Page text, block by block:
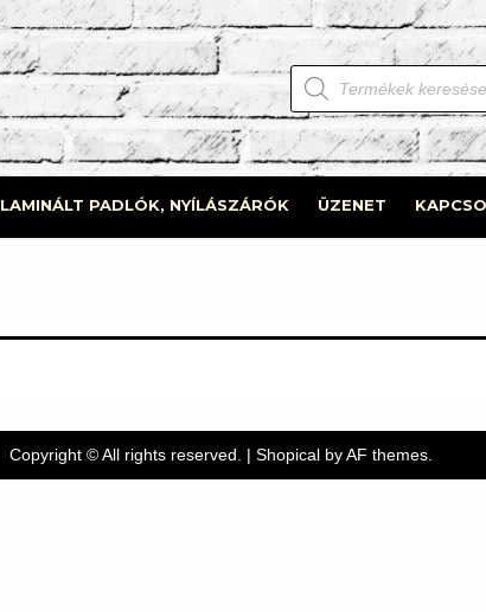
Products
search
LAMINÁLT PADLÓK, NYÍLÁSZÁRÓK ÜZENET
Copyright © All rights reserved. | Shopicalby AF themes.